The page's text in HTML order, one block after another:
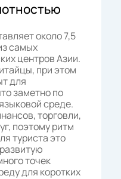
около 7,5
самых
центров Азии.
при этом
для
заметно по
среде.
торговли,
поэтому ритм
туриста это
точек
для коротких